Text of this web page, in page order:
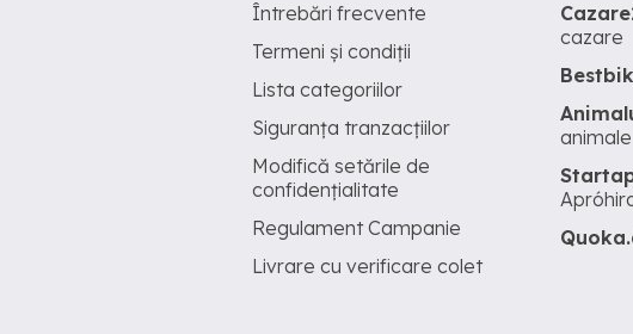
Întrebări frecvente
Termeni și condiții
Lista categoriilor
Siguranța tranzacțiilor
Modifică setările de
confidențialitate
Regulament Campanie
Livrare cu verificare colet
cazare
animale